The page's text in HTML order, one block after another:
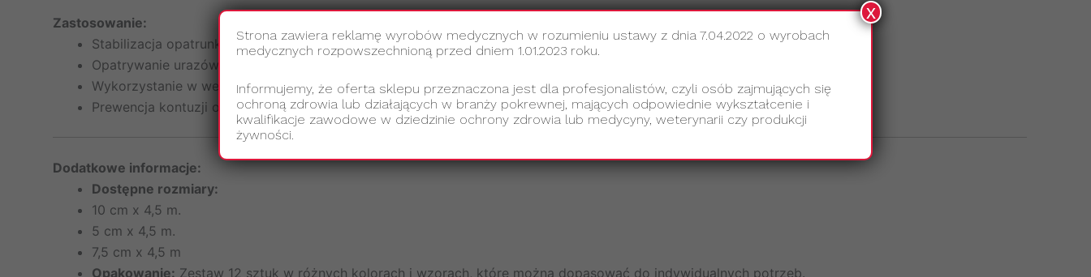
Zastosowanie:
Stabilizacja opatrunków i przewodów medycznych.
Opatrywanie urazów sportowych i medycznych.
Wykorzystanie w weterynarii, zarówno dla zwierząt domowych, jak i gospodarskich.
Prewencja kontuzji oraz wsparcie w leczeniu urazów.
Dodatkowe informacje:
Dostępne rozmiary:
10 cm x 4,5 m.
5 cm x 4,5 m.
7,5 cm x 4,5 m
Opakowanie: Zestaw 12 sztuk w różnych kolorach i wzorach, które można dopasować do indywidualnych potrzeb.
Strona zawiera reklamę wyrobów medycznych w rozumieniu ustawy z dnia 7.04.2022 o wyrobach
medycznych rozpowszechnioną przed dniem 1.01.2023 roku.
Informujemy, że oferta sklepu przeznaczona jest dla profesjonalistów, czyli osób zajmujących się
ochroną zdrowia lub działających w branży pokrewnej, mających odpowiednie wykształcenie i
kwalifikacje zawodowe w dziedzinie ochrony zdrowia lub medycyny, weterynarii czy produkcji
żywności.
x